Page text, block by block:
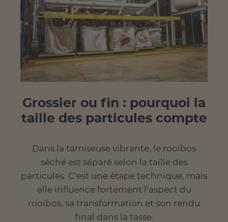
Grossier ou fin : pourquoi la
taille des particules compte
Dans la tamiseuse vibrante, le rooibos
séché est séparé selon la taille des
particules. C’est une étape technique, mais
elle influence fortement l’aspect du
rooibos, sa transformation et son rendu
final dans la tasse.